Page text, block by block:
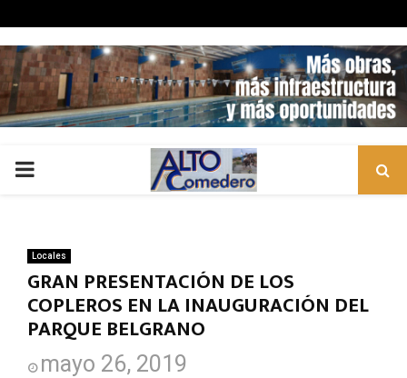
PRIMARY
Locales
GRAN PRESENTACIÓN DE LOS
COPLEROS EN LA INAUGURACIÓN DEL
PARQUE BELGRANO
mayo 26, 2019